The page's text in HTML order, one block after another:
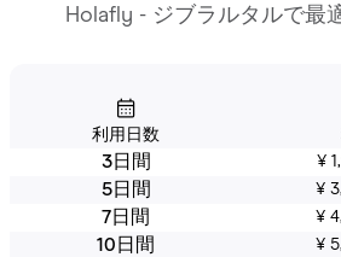
Holafly - ジブラルタルで最
利用日数
3日間 ¥
5日間 ¥
7日間 ¥
10日間 ¥